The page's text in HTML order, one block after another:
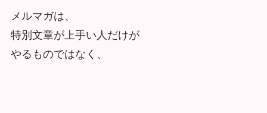
メルマガは、
特別文章が上手い人だけが
やるものではなく、